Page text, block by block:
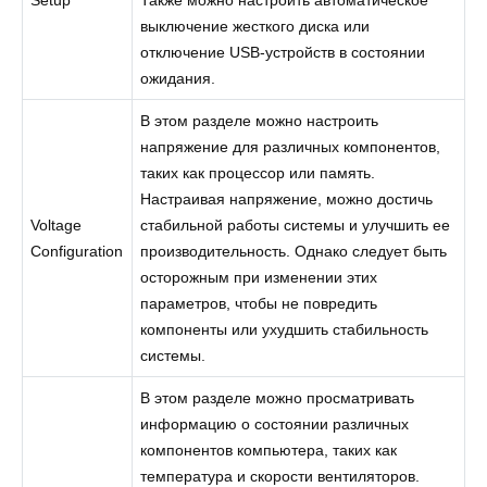
выключение жесткого диска или
отключение USB-устройств в состоянии
ожидания.
Voltage
Configuration
В этом разделе можно настроить
напряжение для различных компонентов,
таких как процессор или память.
Настраивая напряжение, можно достичь
стабильной работы системы и улучшить ее
производительность. Однако следует быть
осторожным при изменении этих
параметров, чтобы не повредить
компоненты или ухудшить стабильность
системы.
В этом разделе можно просматривать
информацию о состоянии различных
компонентов компьютера, таких как
температура и скорости вентиляторов.